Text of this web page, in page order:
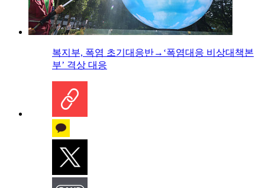
복지부, 폭염 초기대응반→‘폭염대응 비상대책본
부’ 격상 대응